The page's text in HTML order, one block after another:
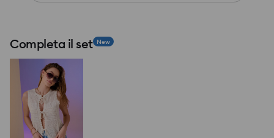
Completa il set New